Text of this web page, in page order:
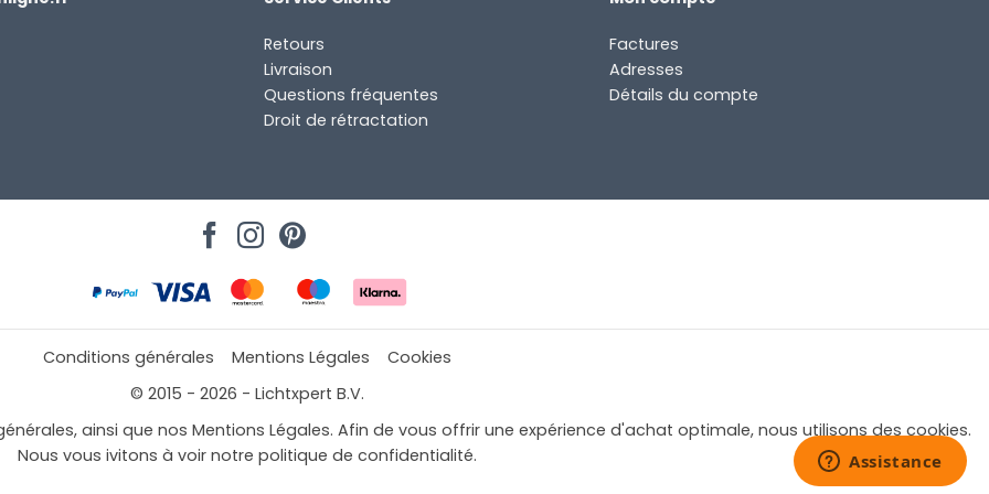
à
Retours
Livraison
Questions fréquentes
Droit de rétractation
Factures
Adresses
Détails du compte
Conditions générales Mentions Légales
Cookies
© 2015 - 2026 - Lichtxpert B.V.
ainsi que nos Mentions Légales. Afin de vous offrir une expérience d'achat optimale, nous utilisons des cookies.
Nous vous ivitons à voir notre politique de confidentialité.